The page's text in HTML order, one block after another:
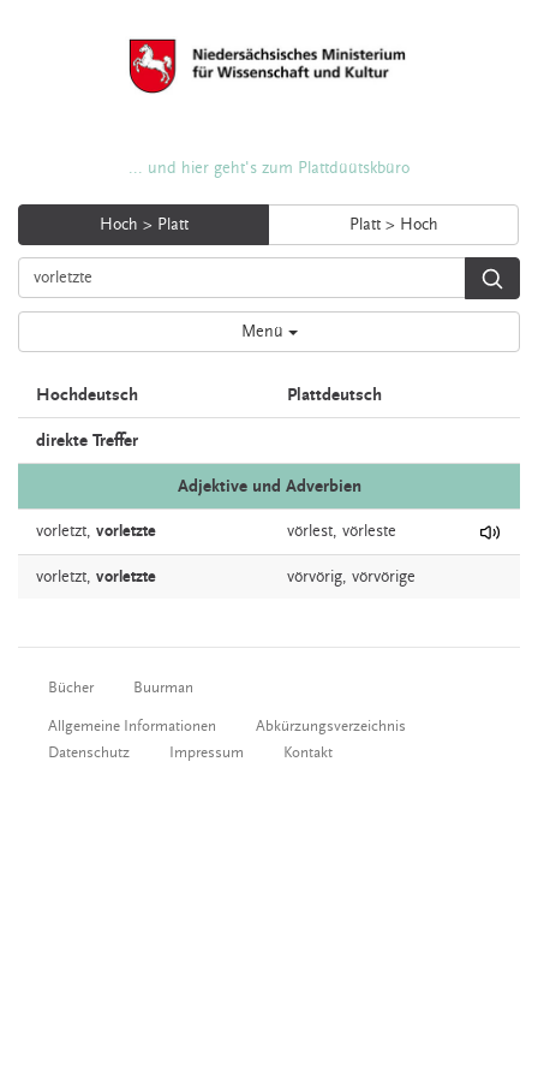
... und hier geht's zum Plattdüütskbüro
Hoch > Platt Platt > Hoch
Menü
Hochdeutsch Plattdeutsch
direkte Treffer
Adjektive und Adverbien
vorletzt, vorletzte vörlest, vörleste
vorletzt, vorletzte vörvörig, vörvörige
Bücher Buurman
Allgemeine Informationen
Abkürzungsverzeichnis
Datenschutz
Impressum Kontakt